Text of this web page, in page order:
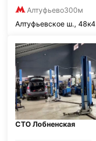
Алтуфьево300м
Алтуфьевское ш., 48к4
СТО Лобненская